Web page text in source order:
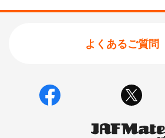
よくあるご質問